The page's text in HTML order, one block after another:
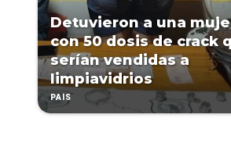
Detuvieron a una
con 50 dosis de crack
serían vendidas a
limpiavidrios
PAÍS